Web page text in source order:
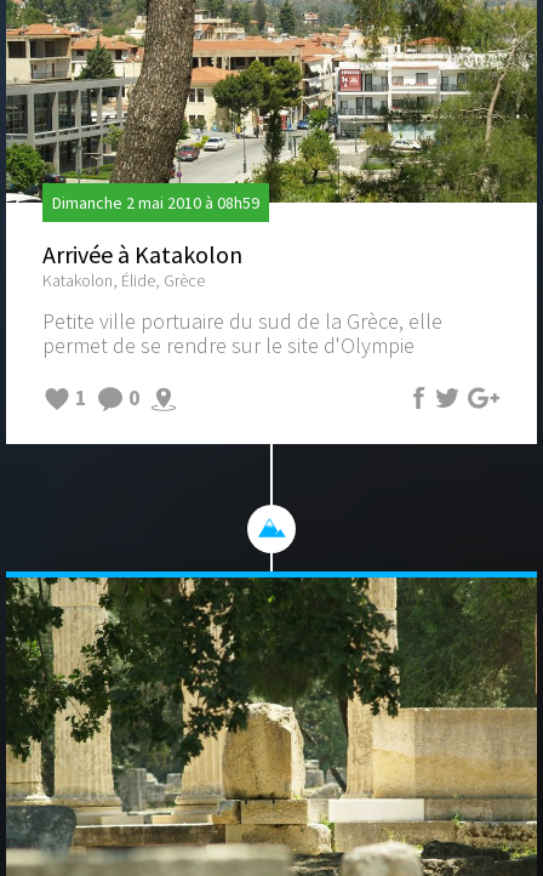
Dimanche 2 mai 2010 à 08h59
Arrivée à Katakolon
Katakolon, Élide, Grèce
Petite ville portuaire du sud de la Grèce, elle
permet de se rendre sur le site d'Olympie
1
0